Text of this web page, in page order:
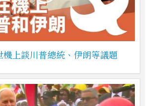
上談川普總統、伊朗等議題